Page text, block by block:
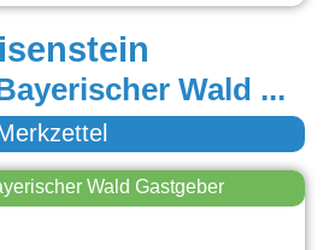
8 aktivCARD Bayerischer Wald Gastgeber in Bayerisch Eisenstein
Merkzettel
Wald Gastgeber